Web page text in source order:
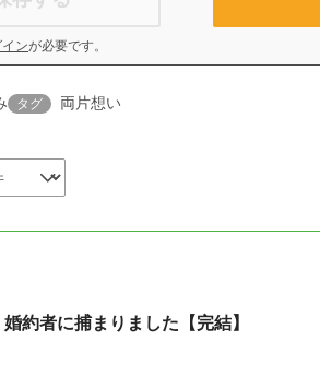
インが必要です。
タグ 両片想い
約者に捕まりました【完結】